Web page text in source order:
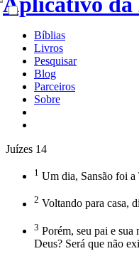
Bíblias
Livros
Pesquisar
Blog
Parceiros
Sobre
Juízes 14
1 Um dia, Sansão foi
2 Voltando para casa,
3 Porém, seu pai e sua
Deus? Será que não